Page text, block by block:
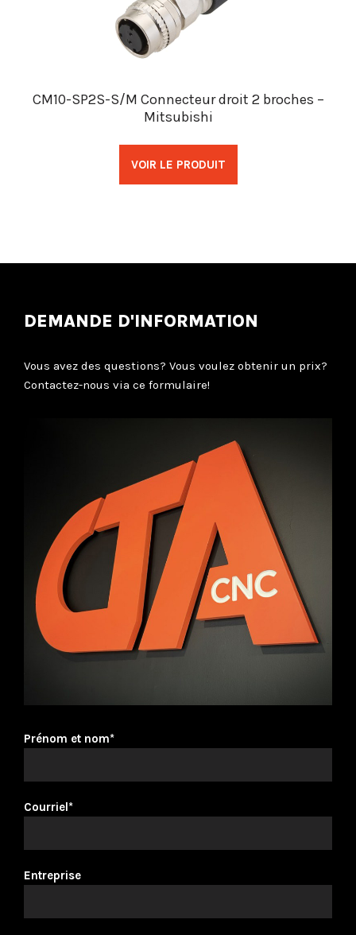
CM10-SP2S-S/M Connecteur droit 2 broches –
Mitsubishi
VOIR LE PRODUIT
DEMANDE D'INFORMATION
Vous avez des questions? Vous voulez obtenir un prix?
Contactez-nous via ce formulaire!
Prénom et nom*
Courriel*
Entreprise